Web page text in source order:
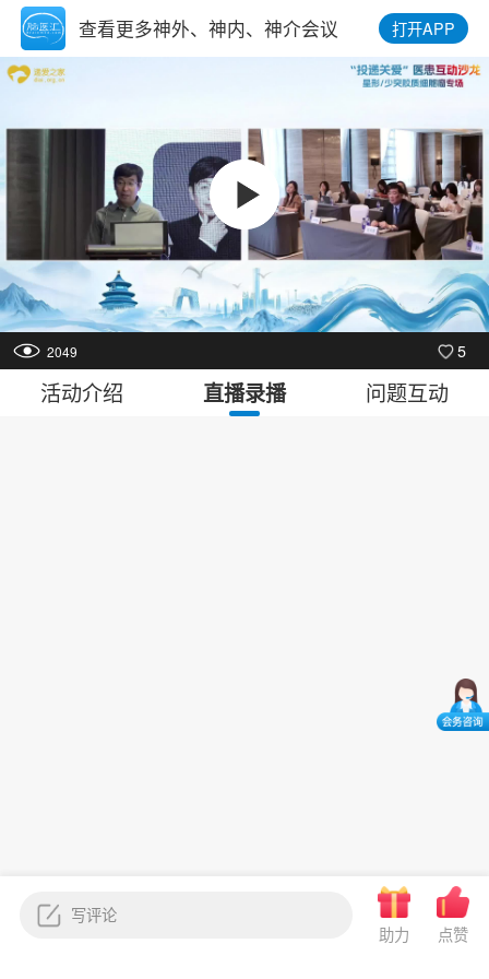
查看更多神外、神内、神介会议 打开APP
00:00 /05:09 1.0x
FD
点我发弹幕
2049 5
活动介绍 直播录播 问题互动
助力 点赞